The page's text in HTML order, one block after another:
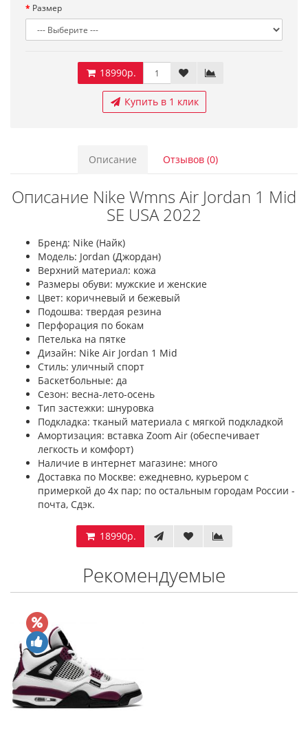
Размер
18990р.
Купить в 1 клик
Описание Отзывов (0)
Описание Nike Wmns Air Jordan 1 Mid
SE USA 2022
Бренд: Nike (Найк)
Модель: Jordan (Джордан)
Верхний материал: кожа
Размеры обуви: мужские и женские
Цвет: коричневый и бежевый
Подошва: твердая резина
Перфорация по бокам
Петелька на пятке
Дизайн: Nike Air Jordan 1 Mid
Стиль: уличный спорт
Баскетбольные: да
Сезон: весна-лето-осень
Тип застежки: шнуровка
Подкладка: тканый материала с мягкой подкладкой
Амортизация: вставка Zoom Air (обеспечивает
легкость и комфорт)
Наличие в интернет магазине: много
Доставка по Москве: ежедневно, курьером с
примеркой до 4х пар; по остальным городам России -
почта, Сдэк.
18990р.
Рекомендуемые